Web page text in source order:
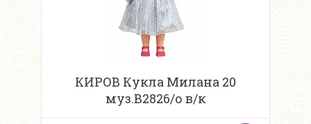
КИРОВ Кукла Милана 20
муз.В2826/о в/к